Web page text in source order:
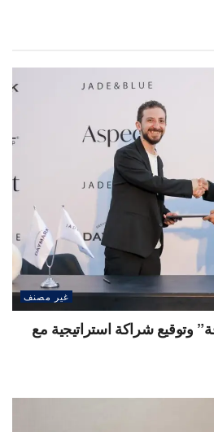
غير مصنف
وتوقيع شراكة استراتيجية مع